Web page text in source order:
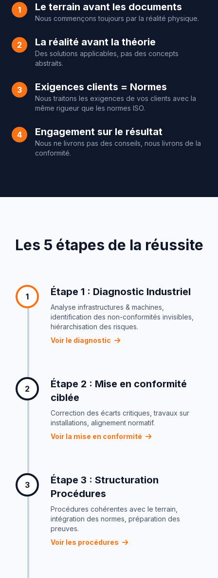
1 Le terrain avant les documents
Nous commençons toujours par la réalité physique.
2 La réalité avant la théorie
Des solutions applicables, pas des concepts
abstraits.
3 Exigences clients = Normes
Nous traitons les exigences de vos clients avec la
même rigueur que les normes ISO.
4 Engagement sur le résultat
Nous ne livrons pas des conseils, nous livrons de la
conformité.
Les 5 étapes de la réussite
Étape 1 : Diagnostic Industriel
Analyse infrastructures & machines,
identification des non-conformités invisibles,
hiérarchisation des risques.
Voir le diagnostic
1
2
Étape 2 : Mise en conformité
ciblée
Correction des écarts critiques, travaux sur
installations, alignement normatif.
Voir la mise en conformité
Étape 3 : Structuration
Procédures
Procédures cohérentes avec le terrain,
intégration des normes, préparation des
preuves.
Voir les procédures
3